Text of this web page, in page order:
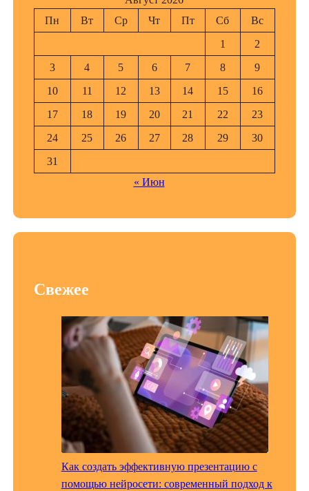
Пн
Вт Ср Чт Пт Сб
Вс
1
2
3
4 5 6 7 8
9
10
11 12 13 14 15
16
17
18 19 20 21 22
23
24
25 26 27 28 29
30
31
« Июн
Свежее
Как создать эффективную презентацию с
помощью нейросети: современный подход к